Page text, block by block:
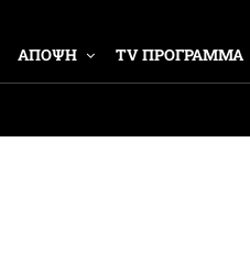
ΑΠΟΨΗ TV ΠΡΟΓΡΑΜΜΑ